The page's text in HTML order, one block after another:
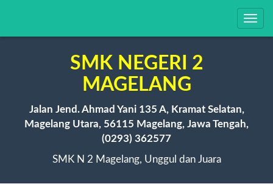
SMK NEGERI 2
MAGELANG
Jalan Jend. Ahmad Yani 135 A, Kramat Selatan,
Magelang Utara, 56115 Magelang, Jawa Tengah,
(0293) 362577
SMK N 2 Magelang, Unggul dan Juara